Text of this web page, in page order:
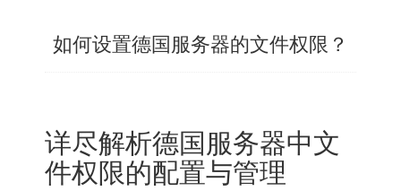
如何设置德国服务器的文件权限？
详尽解析德国服务器中文
件权限的配置与管理